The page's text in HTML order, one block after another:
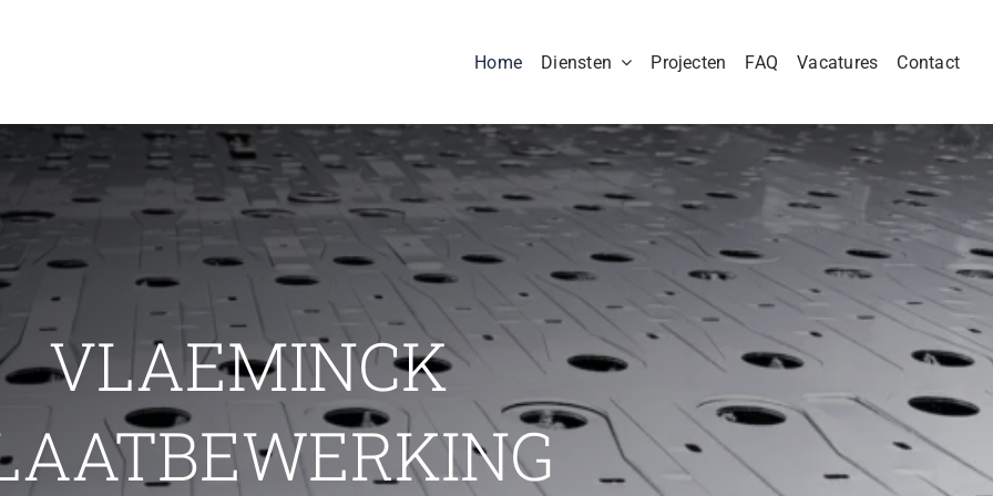
Home Diensten Projecten FAQ Vacatures Contact
VLAEMINCK